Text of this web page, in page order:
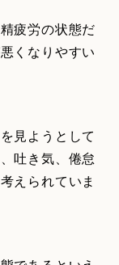
疲労の状態だ
くなりやすい
見ようとして
吐き気、倦怠
えられていま